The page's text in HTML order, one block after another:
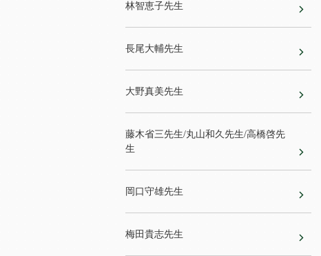
林智恵子先生
長尾大輔先生
大野真美先生
藤木省三先生/丸山和久先生/高橋啓先
生
岡口守雄先生
梅田貴志先生